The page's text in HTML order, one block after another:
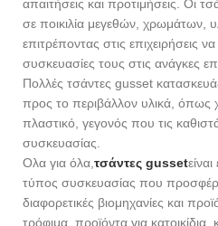
απαιτήσεις και προτιμήσεις. Οι
σε ποικιλία μεγεθών, χρωμάτων,
επιτρέποντας στις επιχειρήσεις
συσκευασίες τους στις ανάγκες
Πολλές τσάντες gusset
προς το περιβάλλον υλικά, όπως
πλαστικό, γεγονός που τις
συσκευασίας.
Ολα για όλα, τσάντες gusset
τύπος συσκευασίας που
διαφορετικές βιομηχανίες και
τρόφιμα, προϊόντα για κατοικίδια,